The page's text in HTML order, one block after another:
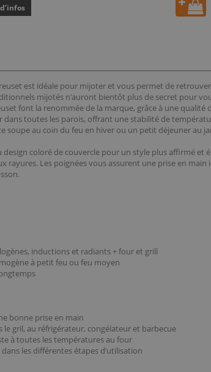
est idéale pour mijoter et vous permet de
mijotés n'auront bientôt plus de secret pour
font la renommée de la marque, grâce à une
toutes les parois, offrant une stabilité de
soupe au coin du feu en hiver ou un petit déjeuner au
coloré de couvercle pour un style plus affirmé
rayures. Les poignées vous assurent une prise en
inductions et radiants + four et grill
à petit feu ou feu moyen
bonne prise en main
le gril, au réfrigérateur, congélateur et barbecue
à toutes les températures au four
les différentes étapes d’utilisation